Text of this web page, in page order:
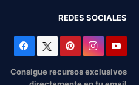
REDES SOCIALES
Consigue recursos exclusivos